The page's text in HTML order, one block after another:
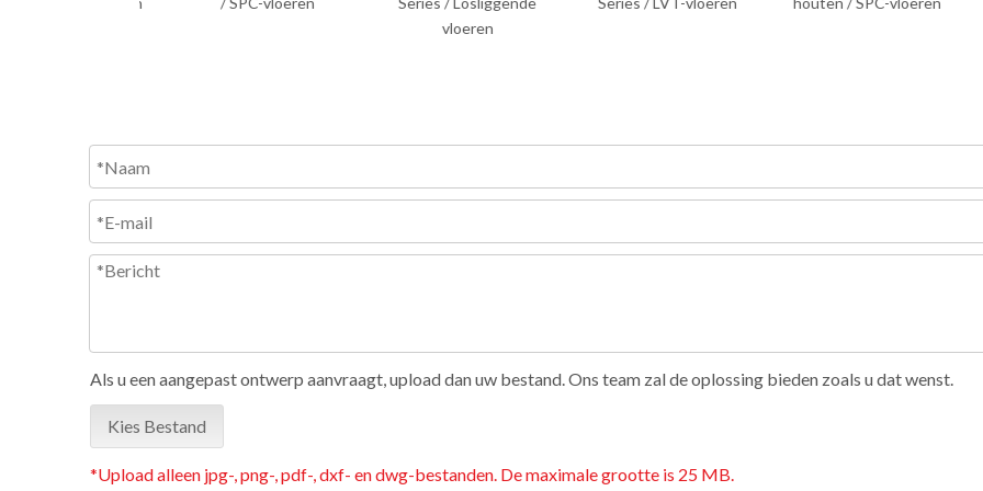
vloeren
Als u een aangepast ontwerp aanvraagt, upload dan uw bestand. Ons team zal de oplossing bieden zoals u dat wenst.
Kies Bestand
*Upload alleen jpg-, png-, pdf-, dxf- en dwg-bestanden. De maximale grootte is 25 MB.